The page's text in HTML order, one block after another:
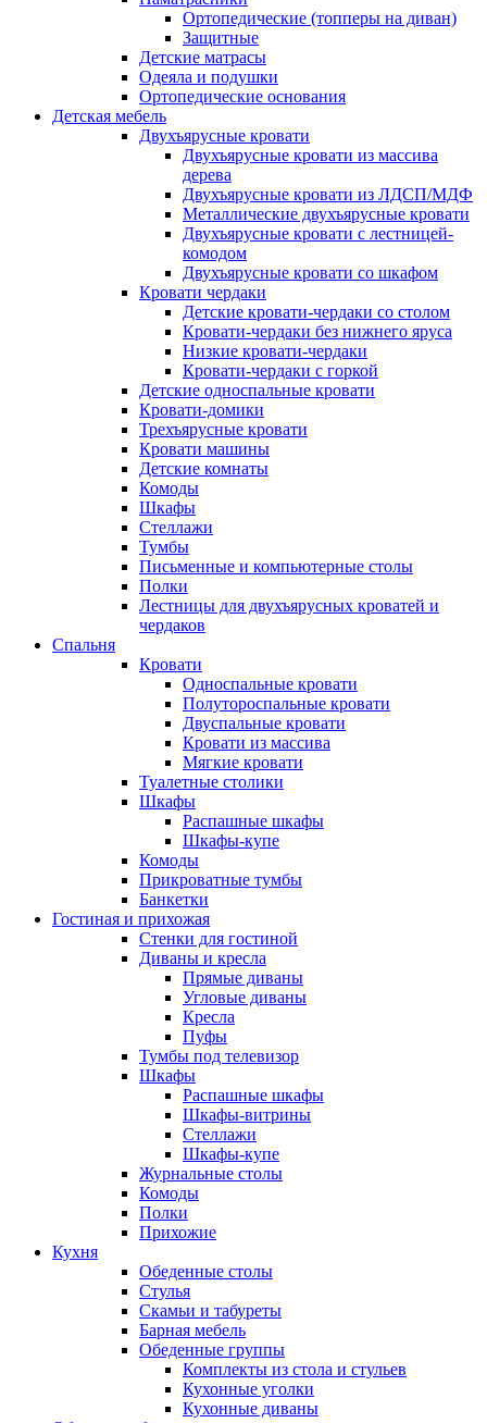
Ортопедические (топперы на диван)
Защитные
Детские матрасы
Одеяла и подушки
Ортопедические основания
Детская мебель
Двухъярусные кровати
Двухъярусные кровати из массива
дерева
Двухъярусные кровати из ЛДСП/МДФ
Металлические двухъярусные кровати
Двухъярусные кровати с лестницей-
комодом
Двухъярусные кровати со шкафом
Кровати чердаки
Детские кровати-чердаки со столом
Кровати-чердаки без нижнего яруса
Низкие кровати-чердаки
Кровати-чердаки с горкой
Детские односпальные кровати
Кровати-домики
Трехъярусные кровати
Кровати машины
Детские комнаты
Комоды
Шкафы
Стеллажи
Тумбы
Письменные и компьютерные столы
Полки
Лестницы для двухъярусных кроватей и
чердаков
Спальня
Кровати
Односпальные кровати
Полутороспальные кровати
Двуспальные кровати
Кровати из массива
Мягкие кровати
Туалетные столики
Шкафы
Распашные шкафы
Шкафы-купе
Комоды
Прикроватные тумбы
Банкетки
Гостиная и прихожая
Стенки для гостиной
Диваны и кресла
Прямые диваны
Угловые диваны
Кресла
Пуфы
Тумбы под телевизор
Шкафы
Распашные шкафы
Шкафы-витрины
Стеллажи
Шкафы-купе
Журнальные столы
Комоды
Полки
Прихожие
Кухня
Обеденные столы
Стулья
Скамьи и табуреты
Барная мебель
Обеденные группы
Комплекты из стола и стульев
Кухонные уголки
Кухонные диваны